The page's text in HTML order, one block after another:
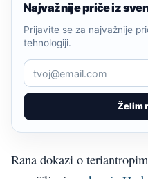
Najvažnije priče iz
Želim
Prijavite se za najvažnije
tehnologiji.
Rana dokazi o